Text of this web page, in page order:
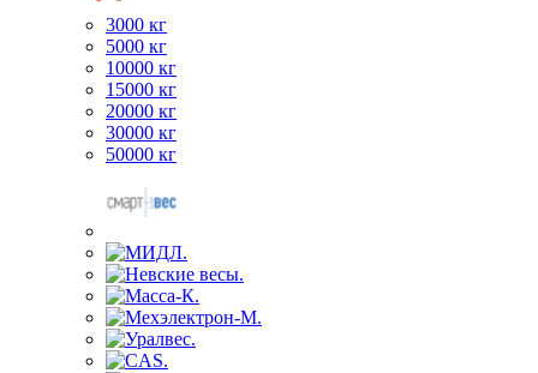
3000 кг
5000 кг
10000 кг
15000 кг
20000 кг
30000 кг
50000 кг